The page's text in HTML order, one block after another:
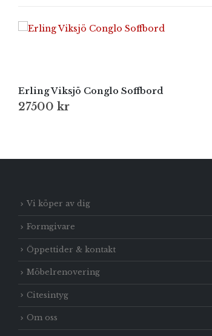
Erling Viksjö Conglo Soffbord
27500 kr
Vi köper av dig
Formgivare
Öppettider & kontakt
Möbelrenovering
Citesintyg
Om oss